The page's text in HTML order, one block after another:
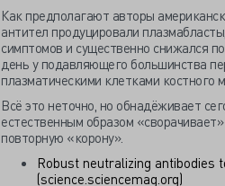
Как предполагают авторы
антител продуцировали
симптомов и существенно снижался
день у подавляющего большинства
плазматическими клетками костного
Всё это неточно, но обнадёживает
естественным образом
повторную «корону».
Robust neutralizing antibodies
(science.sciencemag.org)